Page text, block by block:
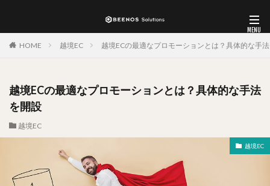
HOME 越境EC 越境ECの最適なプロモーションとは？具体的な手
越境ECの最適なプロモーションとは？具体的な手法
を開設
越境EC
越境EC